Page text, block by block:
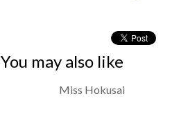
You may also like
Miss Hokusai